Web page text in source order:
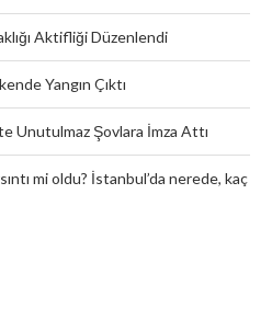
Aktifliği Düzenlendi
Yangın Çıktı
Unutulmaz Şovlara İmza Attı
mi oldu? İstanbul’da nerede, kaç